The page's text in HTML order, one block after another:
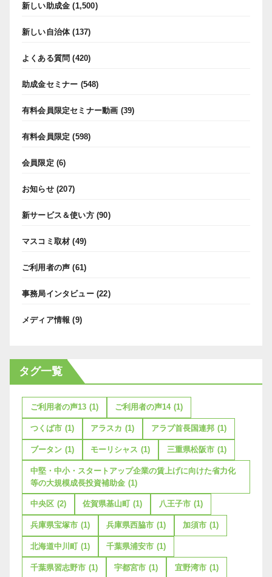
新しい助成金 (1,500)
新しい自治体(137)
よくある質問 (420)
助成金セミナー (548)
有料会員限定セミナー動画 (39)
有料会員限定 (598)
会員限定 (6)
お知らせ(207)
新サービス＆使い方(90)
マスコミ取材 (49)
ご利用者の声 (61)
事務局インタビュー(22)
メディア情報 (9)
タグ一覧
ご利用者の声13 (1) ご利用者の声14 (1)
つくば市 (1) アラスカ (1) アラブ首長国連邦 (1)
ブータン (1) モーリシャス (1) 三重県松阪市 (1)
中堅・中小・スタートアップ企業の賃上げに向けた省力化
等の大規模成長投資補助金 (1)
中央区 (2) 佐賀県基山町 (1) 八王子市 (1)
兵庫県宝塚市 (1) 兵庫県西脇市 (1) 加須市 (1)
北海道中川町 (1) 千葉県浦安市 (1)
千葉県習志野市 (1) 宇都宮市 (1) 宜野湾市 (1)